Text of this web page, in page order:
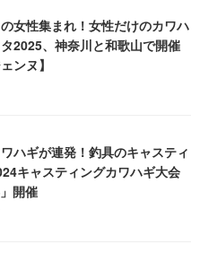
女性集まれ！女性だけのカワハ
2025、神奈川と和歌山で開催
ンヌ】
ハギが連発！釣具のキャスティ
キャスティングカワハギ大会
開催